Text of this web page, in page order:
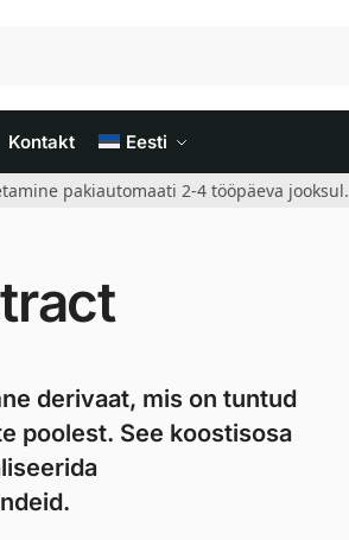
Kontakt Eesti
pakiautomaati 2-4 tööpäeva jooksul.
derivaat, mis on tuntud
poolest. See koostisosa